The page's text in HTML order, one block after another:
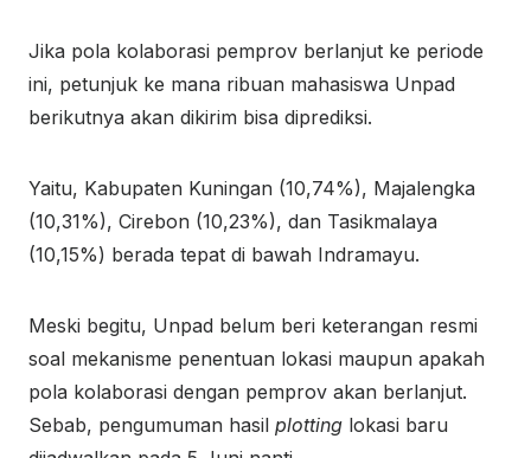
Jika pola kolaborasi pemprov berlanjut ke periode
ini, petunjuk ke mana ribuan mahasiswa Unpad
berikutnya akan dikirim bisa diprediksi.
Yaitu, Kabupaten Kuningan (10,74%), Majalengka
(10,31%), Cirebon (10,23%), dan Tasikmalaya
(10,15%) berada tepat di bawah Indramayu.
Meski begitu, Unpad belum beri keterangan resmi
soal mekanisme penentuan lokasi maupun apakah
pola kolaborasi dengan pemprov akan berlanjut.
Sebab, pengumuman hasil plotting lokasi baru